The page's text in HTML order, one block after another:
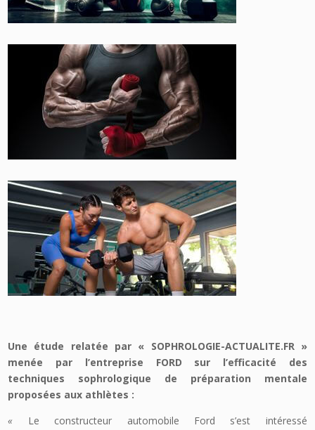
Une étude relatée par « SOPHROLOGIE-ACTUALITE.FR »
menée par l’entreprise FORD sur l’efficacité des
techniques sophrologique de préparation mentale
proposées aux athlètes :
« Le constructeur automobile Ford s’est intéressé